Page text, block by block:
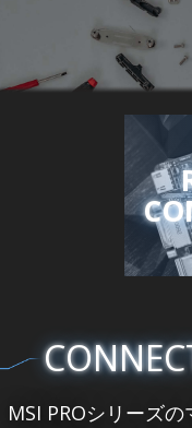
MSI PROシリーズ